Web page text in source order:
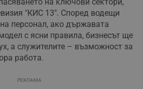
"КИС 13". Според водещи
персонал, ако държавата
с ясни правила, бизнесът ще
а служителите – възможност за
работа.
РЕКЛАМА